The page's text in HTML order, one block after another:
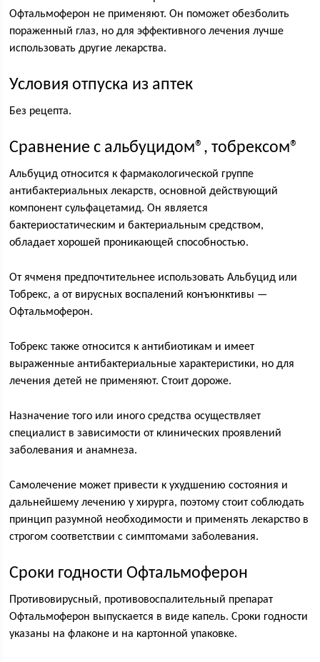
Офтальмоферон не применяют. Он поможет обезболить
пораженный глаз, но для эффективного лечения лучше
использовать другие лекарства.
Условия отпуска из аптек
Без рецепта.
Сравнение с альбуцидом®, тобрексом®
Альбуцид относится к фармакологической группе
антибактериальных лекарств, основной действующий
компонент сульфацетамид. Он является
бактериостатическим и бактериальным средством,
обладает хорошей проникающей способностью.
От ячменя предпочтительнее использовать Альбуцид или
Тобрекс, а от вирусных воспалений конъюнктивы —
Офтальмоферон.
Тобрекс также относится к антибиотикам и имеет
выраженные антибактериальные характеристики, но для
лечения детей не применяют. Стоит дороже.
Назначение того или иного средства осуществляет
специалист в зависимости от клинических проявлений
заболевания и анамнеза.
Самолечение может привести к ухудшению состояния и
дальнейшему лечению у хирурга, поэтому стоит соблюдать
принцип разумной необходимости и применять лекарство в
строгом соответствии с симптомами заболевания.
Сроки годности Офтальмоферон
Противовирусный, противовоспалительный препарат
Офтальмоферон выпускается в виде капель. Сроки годности
указаны на флаконе и на картонной упаковке.